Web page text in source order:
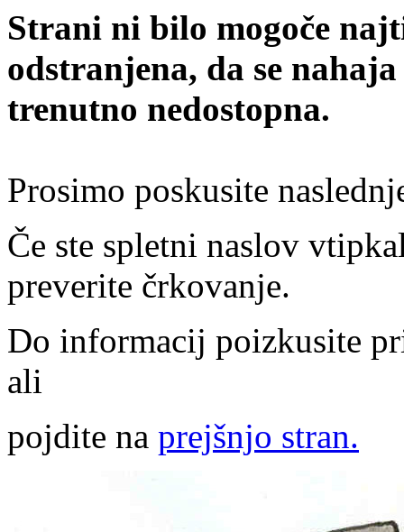
Strani ni bilo mogoče
odstranjena, da se
trenutno nedostopna.
Prosimo poskusite
Če ste spletni naslov
preverite črkovanje.
Do informacij poizkusite
ali
pojdite na prejšnjo stran.